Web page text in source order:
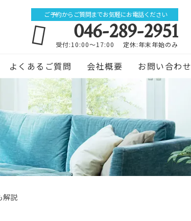
ご予約からご質問までお気軽にお電話ください
046-289-2951
受付:10:00～17:00 定休:年末年始のみ
よくあるご質問 会社概要 お問い合わせ
解説